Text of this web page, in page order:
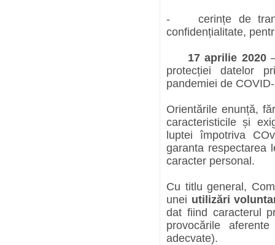
- cerințe de
confidențialitate,
17 aprilie 2020–
protecției datelor
pandemiei de
Orientările enunță,
caracteristicile și
luptei împotriva
garanta respectarea
caracter personal.
Cu titlu general,
unei utilizări
dat fiind caracterul
provocările
adecvate).